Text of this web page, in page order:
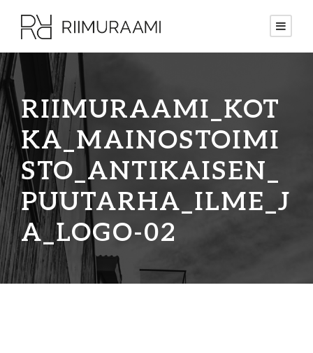
RIIMURAAMI_KOT
KA_MAINOSTOIMI
STO_ANTIKAISEN_
PUUTARHA_ILME_J
A_LOGO-02